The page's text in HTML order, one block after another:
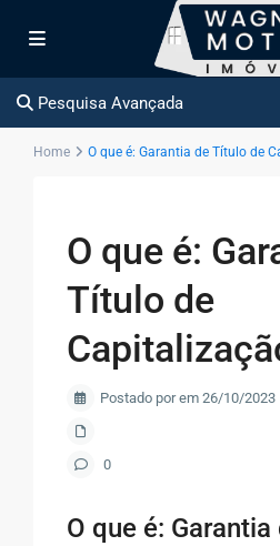
Pesquisa Avançada
Home O que é: Garantia de Título de
O que é:
Título de
Postado por em 26/10/2023
0
O que é: